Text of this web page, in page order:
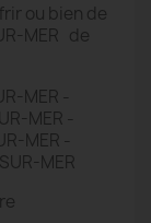
ou bien de
MER de
MER -
MER -
MER -
MER